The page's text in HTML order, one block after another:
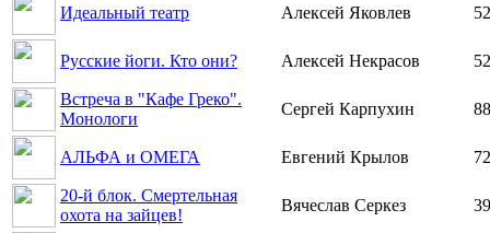
Идеальный театр Алексей Яковлев
Русские йоги. Кто они? Алексей Некрасов
Встреча в "Кафе Греко".
Монологи
Сергей Карпухин
АЛЬФА и ОМЕГА Евгений Крылов
20-й блок. Смертельная
охота на зайцев!
Вячеслав Серкез